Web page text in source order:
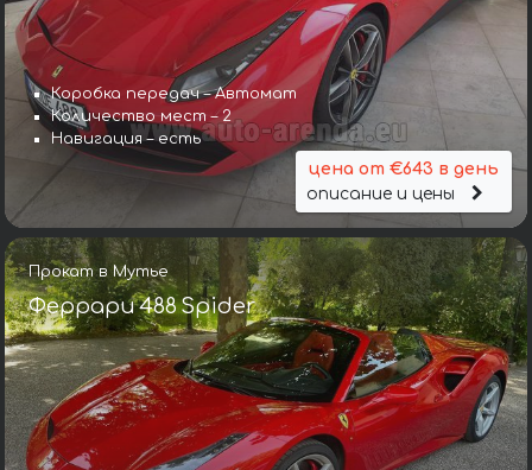
Коробка передач – Автомат
Количество мест – 2
Навигация – есть
цена от €643 в день
описание и цены
Прокат в Мутье
Феррари 488 Spider